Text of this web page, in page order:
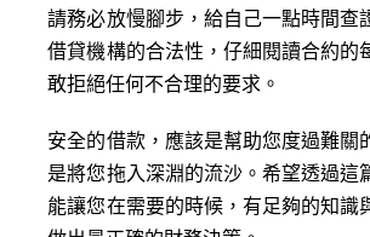
請務必放慢腳步，給自己一點時間查
借貸機構的合法性，仔細閱讀合約的
敢拒絕任何不合理的要求。
安全的借款，應該是幫助您度過難關
是將您拖入深淵的流沙。希望透過這
能讓您在需要的時候，有足夠的知識